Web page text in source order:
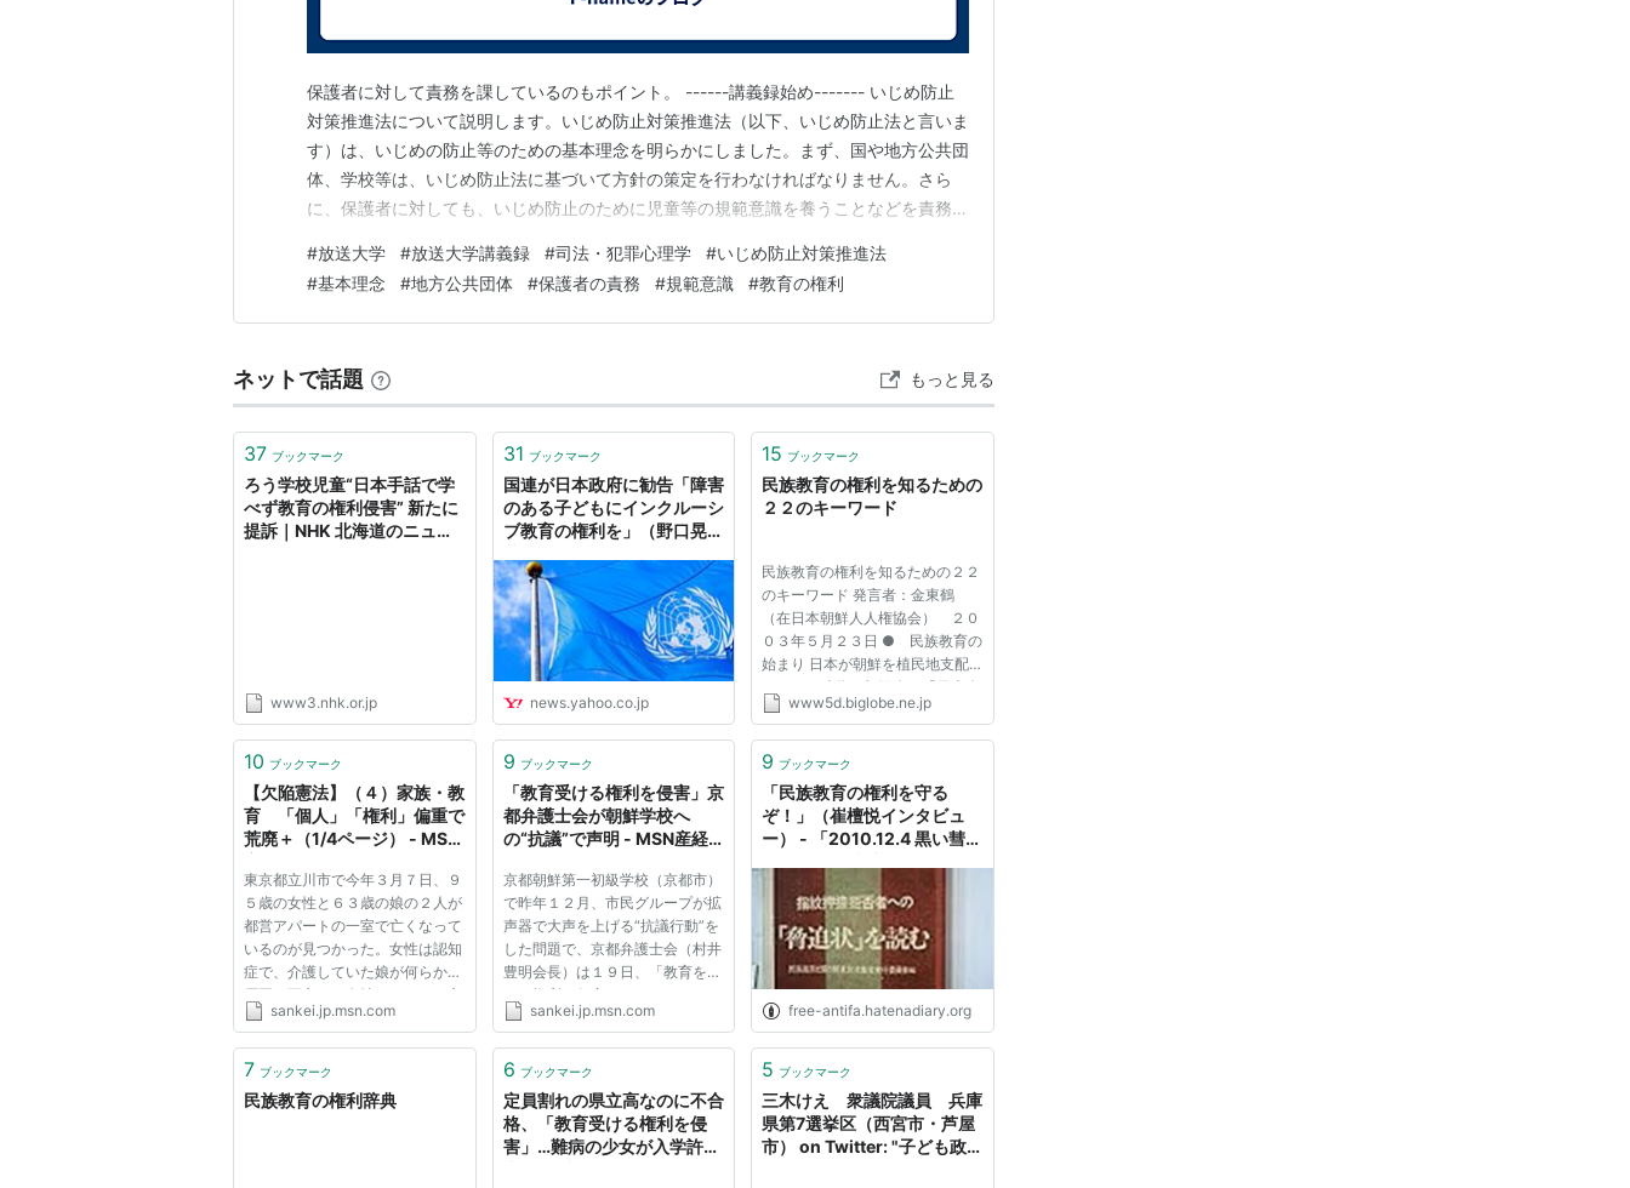
保護者に対して責務を課しているのもポイント。 ------講義録始め------- いじめ防止
対策推進法について説明します。いじめ防止対策推進法（以下、いじめ防止法と言いま
す）は、いじめの防止等のための基本理念を明らかにしました。まず、国や地方公共団
体、学校等は、いじめ防止法に基づいて方針の策定を行わなければなりません。さら
に、保護者に対しても、いじめ防止のために児童等の規範意識を養うことなどを責務と
めを受けた児童等の教育を受ける権利を著しく侵害し、その心身の健全な成長及び人格
の形成に重大な影響を与えるのみならず、そ…
#放送大学 #放送大学講義録 #司法・犯罪心理学 #いじめ防止対策推進法
#基本理念 #地方公共団体 #保護者の責務 #規範意識 #教育の権利
ネットで話題 もっと見る
37 ブックマーク
ろう学校児童“日本手話で学
べず教育の権利侵害” 新たに
提訴｜NHK 北海道のニュー
www3.nhk.or.jp
31 ブックマーク
国連が日本政府に勧告「障害
のある子どもにインクルーシ
ブ教育の権利を」（野口晃
Yahoo!ニュース
news.yahoo.co.jp
15 ブックマーク
民族教育の権利を知るための
２２のキーワード
民族教育の権利を知るための２２
のキーワード 発言者：金東鶴
（在日本朝鮮人人権協会） ２０
０３年５月２３日 ● 民族教育の
始まり 日本が朝鮮を植民地支配
していた時代、朝鮮人は「日本人
になること」を強制され（同化・
をはじめ民族教育は禁止されてい
日、...
www5d.biglobe.ne.jp
10 ブックマーク
【欠陥憲法】（４）家族・教
育 「個人」「権利」偏重で
荒廃＋（1/4ページ） - MSN
東京都立川市で今年３月７日、９
５歳の女性と６３歳の娘の２人が
都営アパートの一室で亡くなって
いるのが見つかった。女性は認知
症で、介護していた娘が何らかの
原因で死亡し、女性もまもなく亡
くなったとみられている。相次ぐ
給公社や市によると、母娘の家庭
sankei.jp.msn.com
9 ブックマーク
「教育受ける権利を侵害」京
都弁護士会が朝鮮学校へ
の“抗議”で声明 - MSN産経
京都朝鮮第一初級学校（京都市）
で昨年１２月、市民グループが拡
声器で大声を上げる“抗議行動”を
した問題で、京都弁護士会（村井
豊明会長）は１９日、「教育を受
ける権利を侵害するものだ」との
声明を発表、鳩山由紀夫首相らに
する行為として許される範囲を超
sankei.jp.msn.com
9 ブックマーク
「民族教育の権利を守る
ぞ！」（崔檀悦インタビュ
ー） - 「2010.12.4 黒い彗星
free-antifa.hatenadiary.org
7 ブックマーク
民族教育の権利辞典
6 ブックマーク
定員割れの県立高なのに不合
格、「教育受ける権利を侵
害」…難病の少女が入学許可
5 ブックマーク
三木けえ 衆議院議員 兵庫
県第7選挙区（西宮市・芦屋
市） on Twitter: "子ども政